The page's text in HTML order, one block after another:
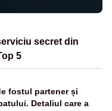
secret din
5
fostul partener și
Detaliul care a